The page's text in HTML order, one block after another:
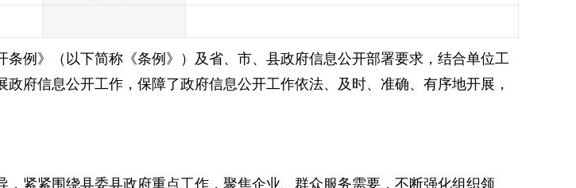
例》（以下简称《条例》）及省、市、县政府信息公开部署要求，结合单位工
府信息公开工作，保障了政府信息公开工作依法、及时、准确、有序地开展，
紧紧围绕县委县政府重点工作，聚焦企业、群众服务需要，不断强化组织领